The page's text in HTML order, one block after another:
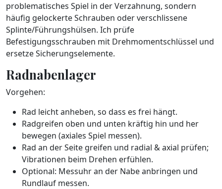
problematisches Spiel in der Verzahnung, sondern
häufig gelockerte Schrauben oder verschlissene
Splinte/Führungshülsen. Ich prüfe
Befestigungsschrauben mit Drehmomentschlüssel und
ersetze Sicherungselemente.
Radnabenlager
Vorgehen:
Rad leicht anheben, so dass es frei hängt.
Radgreifen oben und unten kräftig hin und her
bewegen (axiales Spiel messen).
Rad an der Seite greifen und radial & axial prüfen;
Vibrationen beim Drehen erfühlen.
Optional: Messuhr an der Nabe anbringen und
Rundlauf messen.